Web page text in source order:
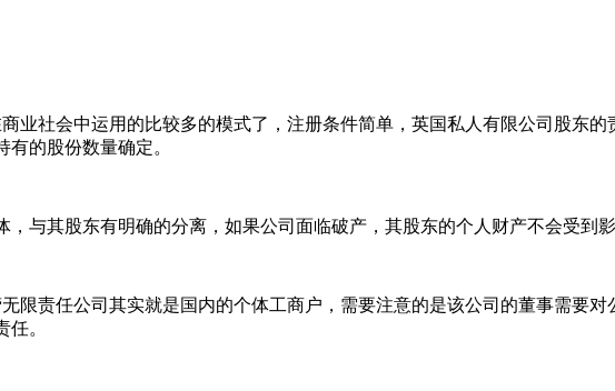
社会中运用的比较多的模式了，注册条件简单，英国私人有限公司股东的
的股份数量确定。
其股东有明确的分离，如果公司面临破产，其股东的个人财产不会受到
责任公司其实就是国内的个体工商户，需要注意的是该公司的董事需要对
。